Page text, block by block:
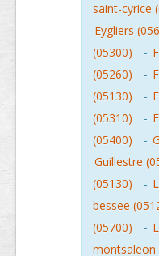
saint-cyrice
Eygliers
(05300)
-
(05260)
-
(05130)
-
(05310)
-
(05400)
-
Guillestre
(05130)
-
bessee
(05700)
-
montsaleon